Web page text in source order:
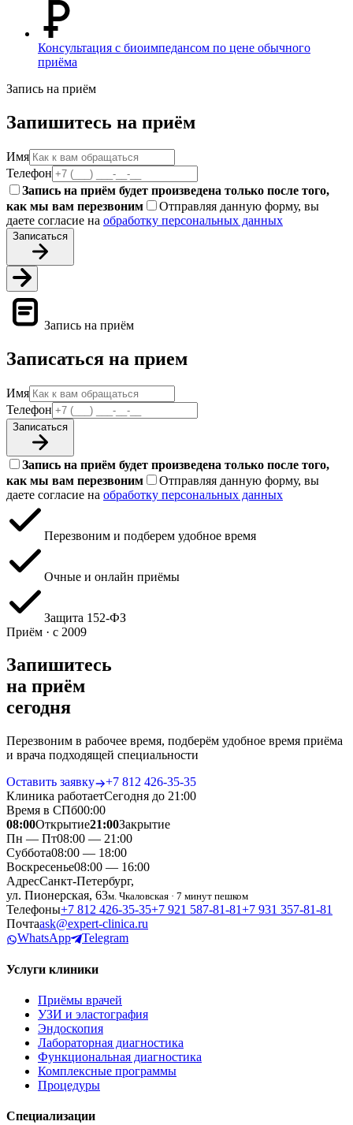
Консультация с биоимпедансом по цене обычного
приёма
Запись на приём
Запишитесь на приём
Имя
Телефон
Запись на приём будет произведена только после того,
как мы вам перезвоним
Отправляя данную форму, вы
даете согласие на обработку персональных данных
Записаться
Запись на приём
Записаться на прием
Имя
Телефон
Записаться
Запись на приём будет произведена только после того,
как мы вам перезвоним
Отправляя данную форму, вы
даете согласие на обработку персональных данных
Перезвоним и подберем удобное время
Очные и онлайн приёмы
Защита 152‑ФЗ
Приём · с 2009
Запишитесь
на приём
сегодня
Перезвоним в рабочее время, подберём удобное время приёма
и врача подходящей специальности
Оставить заявку
+7 812 426‑35‑35
Клиника работаетСегодня до 21:00
Время в СПб00:00
08:00Открытие21:00Закрытие
Пн — Пт08:00 — 21:00
Суббота08:00 — 18:00
Воскресенье08:00 — 16:00
АдресСанкт-Петербург,
ул. Пионерская, 63м. Чкаловская · 7 минут пешком
Телефоны+7 812 426‑35‑35+7 921 587‑81‑81+7 931 357‑81‑81
Почтаask@expert-clinica.ru
WhatsApp
Telegram
Услуги клиники
Приёмы врачей
УЗИ и эластография
Эндоскопия
Лабораторная диагностика
Функциональная диагностика
Комплексные программы
Процедуры
Специализации